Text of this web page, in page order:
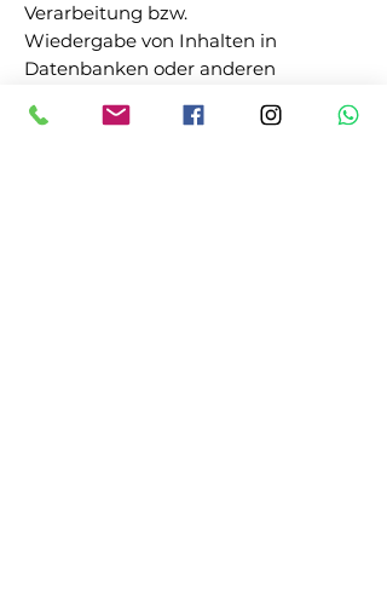
Verarbeitung bzw.
Wiedergabe von Inhalten in
Datenbanken oder anderen
Systemen. Inhalte und